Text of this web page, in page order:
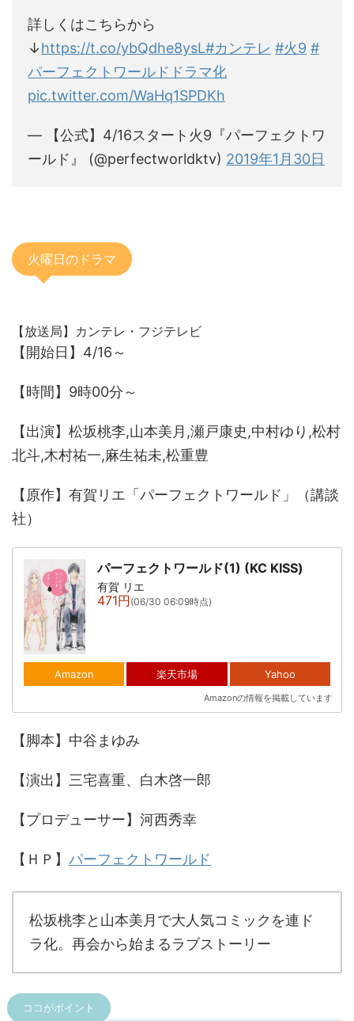
詳しくはこちらから
↓https://t.co/ybQdhe8ysL#カンテレ #火9 #
パーフェクトワールドドラマ化
pic.twitter.com/WaHq1SPDKh
— 【公式】4/16スタート火9『パーフェクトワ
ールド』 (@perfectworldktv) 2019年1月30日
火曜日のドラマ
【放送局】カンテレ・フジテレビ
【開始日】4/16～
【時間】9時00分～
【出演】松坂桃李,山本美月,瀬戸康史,中村ゆり,松村
北斗,木村祐一,麻生祐未,松重豊
【原作】有賀リエ「パーフェクトワールド」（講談
社）
パーフェクトワールド(1) (KC KISS)
有賀 リエ
471円(06/30 06:09時点)
Amazon 楽天市場 Yahoo
Amazonの情報を掲載しています
【脚本】中谷まゆみ
【演出】三宅喜重、白木啓一郎
【プロデューサー】河西秀幸
【ＨＰ】 パーフェクトワールド
松坂桃李と山本美月で大人気コミックを連ド
ラ化。再会から始まるラブストーリー
ココがポイント